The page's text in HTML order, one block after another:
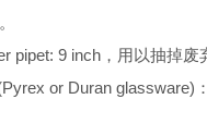
pipet: 9 inch，用以抽掉废
or Duran glassware)